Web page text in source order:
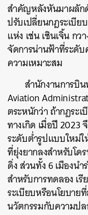
สำคัญหลังหันมาผลัก
ปรับเปลี่ยนกฎระเบีย
แห่ง เช่น เซินเจิ้น กว
จัดการน่านฟ้าที่ระดั
ความเหมาะสม
สำนักงานการบิ
Aviation
ตระหนักว่า ถ้ากฎระ
ทางเกิด เมื่อปี 2023
ระดับต่ำรูปแบบใหม่
ที่ยุ่งยากลงสำหรับโ
ดิ่ง ส่วนทั้ง 6 เมืองน
สำหรับการทดลอง เ
ระเบียบหรือนโยบาย
นวัตกรรมกับความป